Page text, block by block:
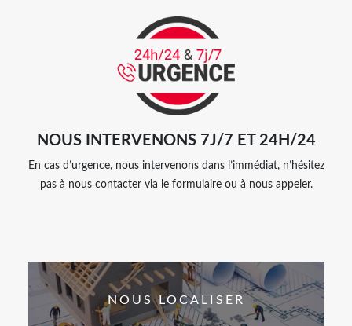
NOUS INTERVENONS 7J/7 ET 24H/24
En cas d’urgence, nous intervenons dans l’immédiat, n’hésitez
pas à nous contacter via le formulaire ou à nous appeler.
NOUS LOCALISER